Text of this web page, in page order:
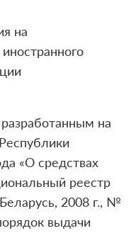
на
на
«О средствах
реестр
2008 г., №
выдачи